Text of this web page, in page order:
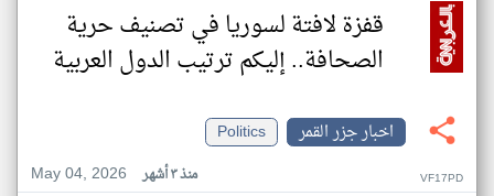
قفزة لافتة لسوريا في تصنيف حرية
الصحافة.. إليكم ترتيب الدول العربية
اخبار جزر القمر
Politics
May 04, 2026
منذ ٣ أشهر VF17PD